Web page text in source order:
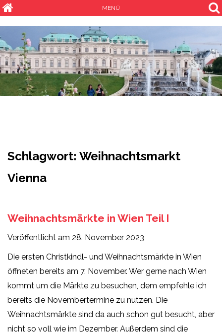
MENÜ
Schlagwort: Weihnachtsmarkt
Vienna
Weihnachtsmärkte in Wien Teil I
Veröffentlicht am 28. November 2023
Die ersten Christkindl- und Weihnachtsmärkte in Wien
öffneten bereits am 7. November. Wer gerne nach Wien
kommt um die Märkte zu besuchen, dem empfehle ich
bereits die Novembertermine zu nutzen. Die
Weihnachtsmärkte sind da auch schon gut besucht, aber
nicht so voll wie im Dezember. Außerdem sind die